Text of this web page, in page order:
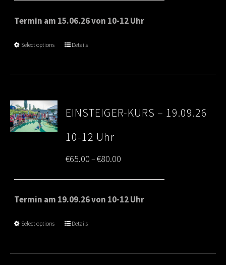
€65.00
Termin am 15.06.26 von 10-12 Uhr
Select options Details
EINSTEIGER-KURS – 19.09.26
10-12 Uhr
€65.00–€80.00
range:
€65.00
Termin am 19.09.26 von 10-12 Uhr
Select options Details